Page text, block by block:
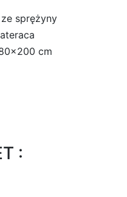
sprężyny
cm
: